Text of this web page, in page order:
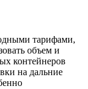
тарифами,
объем и
контейнеров
на дальние